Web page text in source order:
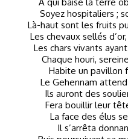
Soyez hospitaliers ;
Là-haut sont les fruits
Les chevaux sellés
Les chars vivants
Chaque houri,
Habite un pavillon
Le Gehennam
Ils auront des
Fera bouillir leur
La face des élus
Il s’arrêta